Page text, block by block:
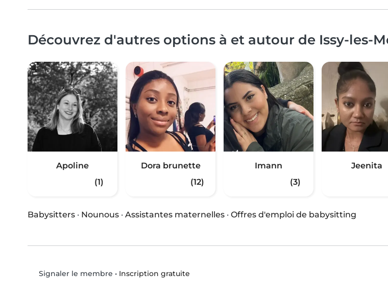
Découvrez d'autres options à et autour de Issy-les-
Apoline
(1)
Dora brunette
(12)
Imann
(3)
Jeenita
Babysitters · Nounous · Assistantes maternelles · Offres d'emploi de babysitting
Signaler le membre • Inscription gratuite